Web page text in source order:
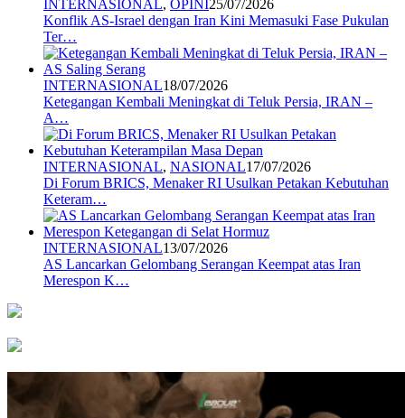
INTERNASIONAL, OPINI25/07/2026
Konflik AS-Israel dengan Iran Kini Memasuki Fase Pukulan
Ter…
INTERNASIONAL18/07/2026
Ketegangan Kembali Meningkat di Teluk Persia, IRAN –
A…
INTERNASIONAL, NASIONAL17/07/2026
Di Forum BRICS, Menaker RI Usulkan Petakan Kebutuhan
Keteram…
INTERNASIONAL13/07/2026
AS Lancarkan Gelombang Serangan Keempat atas Iran
Merespon K…